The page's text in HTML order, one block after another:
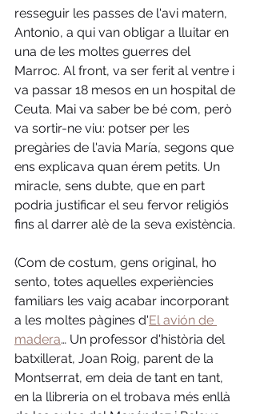
resseguir les passes de l'avi matern,
Antonio, a qui van obligar a lluitar en
una de les moltes guerres del
Marroc. Al front, va ser ferit al ventre i
va passar 18 mesos en un hospital de
Ceuta. Mai va saber be bé com, però
va sortir-ne viu: potser per les
pregàries de l'avia María, segons que
ens explicava quan érem petits. Un
miracle, sens dubte, que en part
podria justificar el seu fervor religiós
fins al darrer alè de la seva existència.
(Com de costum, gens original, ho
sento, totes aquelles experiències
familiars les vaig acabar incorporant
a les moltes pàgines d'El avión de
madera… Un professor d'història del
batxillerat, Joan Roig, parent de la
Montserrat, em deia de tant en tant,
en la llibreria on el trobava més enllà